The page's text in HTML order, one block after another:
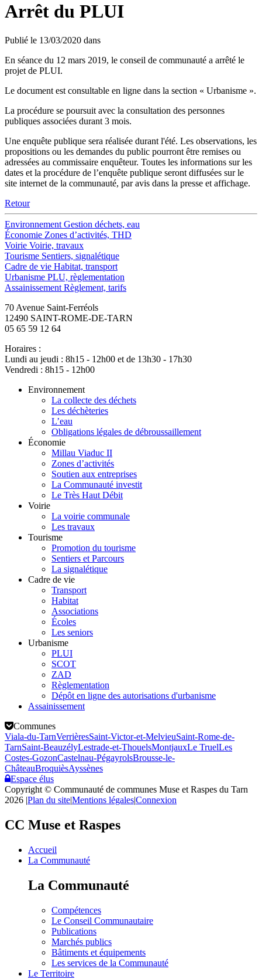
Arrêt du PLUI
Publié le 13/03/2020 dans
En séance du 12 mars 2019, le conseil de communauté a arrêté le
projet de PLUI.
Le document est consultable en ligne dans la section « Urbanisme ».
La procédure se poursuit avec la consultation des personnes
publiques associées durant 3 mois.
Une enquête publique sera réalisée durant l'été. Les observations, les
propositions ou les demandes du public pourront être remises ou
adressées au commissaire enquêteur. Toutes les informations sur les
dates et la procédure de l’enquête publique seront diffusées sur le
site internet de la communauté, par avis dans la presse et affichage.
Retour
Environnement Gestion déchets, eau
Économie Zones d’activités, THD
Voirie Voirie, travaux
Tourisme Sentiers, signalétique
Cadre de vie Habitat, transport
Urbanisme PLU, règlementation
Assainissement Règlement, tarifs
70 Avenue Saint-Ferréols
12490 SAINT-ROME-DE-TARN
05 65 59 12 64
Horaires :
Lundi au jeudi : 8h15 - 12h00 et de 13h30 - 17h30
Vendredi : 8h15 - 12h00
Environnement
La collecte des déchets
Les déchèteries
L’eau
Obligations légales de débroussaillement
Économie
Millau Viaduc II
Zones d’activités
Soutien aux entreprises
La Communauté investit
Le Très Haut Débit
Voirie
La voirie communale
Les travaux
Tourisme
Promotion du tourisme
Sentiers et Parcours
La signalétique
Cadre de vie
Transport
Habitat
Associations
Écoles
Les seniors
Urbanisme
PLUI
SCOT
ZAD
Règlementation
Dépôt en ligne des autorisations d'urbanisme
Assainissement
Communes
Viala-du-TarnVerrièresSaint-Victor-et-MelvieuSaint-Rome-de-
TarnSaint-BeauzélyLestrade-et-ThouelsMontjauxLe TruelLes
Costes-GozonCastelnau-PégayrolsBrousse-le-
ChâteauBroquièsAyssènes
Espace élus
Copyright © Communauté de communes Muse et Raspes du Tarn
2026 |Plan du site|Mentions légales|Connexion
CC Muse et Raspes
Accueil
La Communauté
La Communauté
Compétences
Le Conseil Communautaire
Publications
Marchés publics
Bâtiments et équipements
Les services de la Communauté
Le Territoire